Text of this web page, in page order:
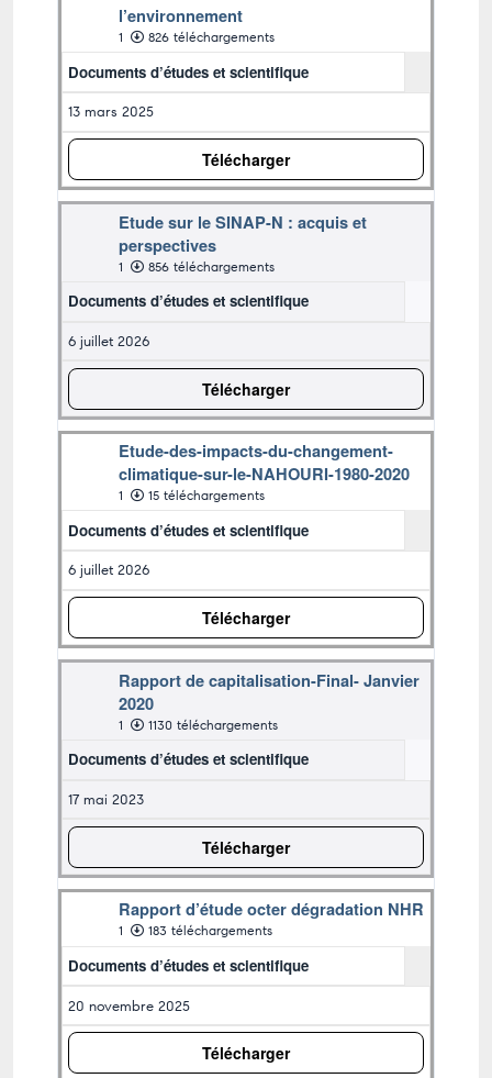
l’environnement
1 826 téléchargements
Documents d’études et scientifique
13 mars 2025
Télécharger
Etude sur le SINAP-N : acquis et
perspectives
1 856 téléchargements
Documents d’études et scientifique
6 juillet 2026
Télécharger
Etude-des-impacts-du-changement-
climatique-sur-le-NAHOURI-1980-2020
1 15 téléchargements
Documents d’études et scientifique
6 juillet 2026
Télécharger
Rapport de capitalisation-Final- Janvier
2020
1 1130 téléchargements
Documents d’études et scientifique
17 mai 2023
Télécharger
Rapport d’étude octer dégradation NHR
1 183 téléchargements
Documents d’études et scientifique
20 novembre 2025
Télécharger